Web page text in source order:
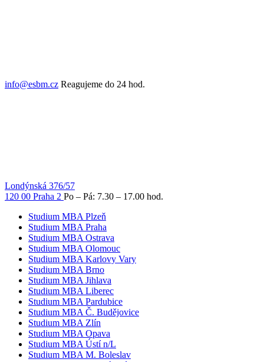
info@esbm.cz Reagujeme do 24 hod.
Londýnská 376/57
120 00 Praha 2 Po – Pá: 7.30 – 17.00 hod.
Studium MBA Plzeň
Studium MBA Praha
Studium MBA Ostrava
Studium MBA Olomouc
Studium MBA Karlovy Vary
Studium MBA Brno
Studium MBA Jihlava
Studium MBA Liberec
Studium MBA Pardubice
Studium MBA Č. Budějovice
Studium MBA Zlín
Studium MBA Opava
Studium MBA Ústí n/L
Studium MBA M. Boleslav